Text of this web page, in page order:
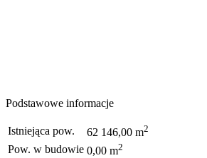
Podstawowe informacje
Istniejąca pow. 62 146,00 m2
Pow. w budowie 0,00 m2